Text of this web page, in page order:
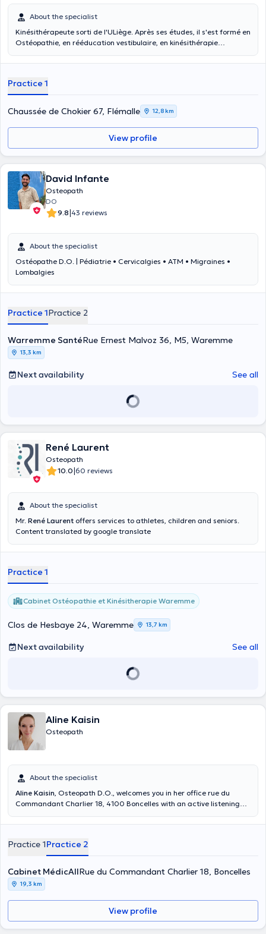
About the specialist
Kinésithérapeute sorti de l'ULiège. Après ses études, il s'est formé en
Ostéopathie, en rééducation vestibulaire, en kinésithérapie
toujours, vous l'avez surement déjà aperçu s'engageant dans la vie
grande plage horaire. Ses sports de prédilection sont : la
gymnastique, le volley, la course à pied et le ski.
Practice 1
Chaussée de Chokier 67, Flémalle 12,8 km
View profile
David Infante
Osteopath
DO
9.8|43 reviews
About the specialist
Ostéopathe D.O. | Pédiatrie • Cervicalgies • ATM • Migraines •
Lombalgies
Practice 1Practice 2
Warremme SantéRue Ernest Malvoz 36, M5, Waremme
13,3 km
Next availability See all
René Laurent
Osteopath
10.0|60 reviews
About the specialist
Mr. René Laurent offers services to athletes, children and seniors.
Content translated by google translate
Practice 1
Cabinet Ostéopathie et Kinésitherapie Waremme
Clos de Hesbaye 24, Waremme 13,7 km
Next availability See all
Aline Kaisin
Osteopath
About the specialist
Aline Kaisin, Osteopath D.O., welcomes you in her office rue du
Commandant Charlier 18, 4100 Boncelles with an active listening
all. Graduated from ULB in 2018, Mrs. Kaisin is specialized in
and pregnancy & post partum.
Practice 1Practice 2
Cabinet MédicAllRue du Commandant Charlier 18, Boncelles
19,3 km
View profile